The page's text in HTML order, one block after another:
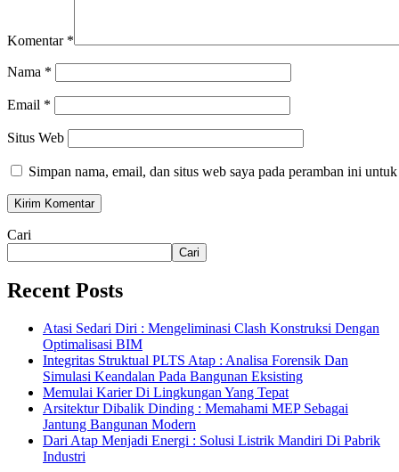
Komentar *
Nama *
Email *
Situs Web
Simpan nama, email, dan situs web saya pada peramban ini
Cari
Cari
Recent Posts
Atasi Sedari Diri : Mengeliminasi Clash Konstruksi Dengan
Optimalisasi BIM
Integritas Struktual PLTS Atap : Analisa Forensik Dan
Simulasi Keandalan Pada Bangunan Eksisting
Memulai Karier Di Lingkungan Yang Tepat
Arsitektur Dibalik Dinding : Memahami MEP Sebagai
Jantung Bangunan Modern
Dari Atap Menjadi Energi : Solusi Listrik Mandiri Di Pabrik
Industri